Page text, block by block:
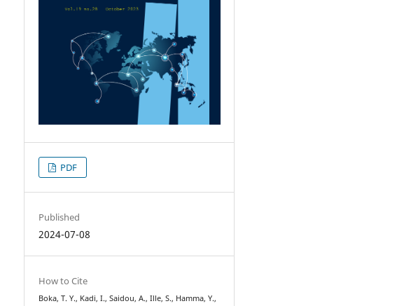
PDF
Published
2024-07-08
How to Cite
Boka, T. Y., Kadi, I., Saidou, A., Ille, S., Hamma, Y.,